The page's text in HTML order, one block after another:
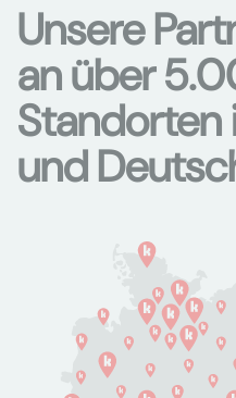
Unsere
an über
Standorten
und